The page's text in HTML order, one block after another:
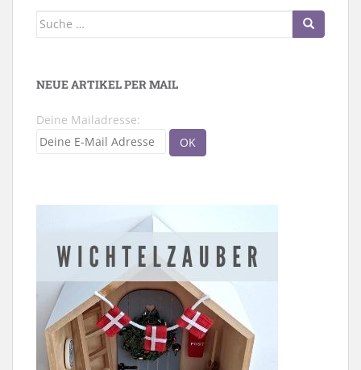
Suche
NEUE ARTIKEL PER MAIL
Deine Mailadresse: